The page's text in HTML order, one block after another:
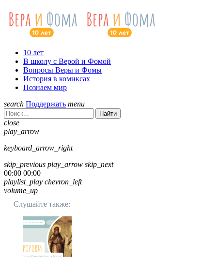
10 лет
В школу с Верой и Фомой
Вопросы Веры и Фомы
История в комиксах
Познаем мир
search Поддержать menu
Найти
close
play_arrow
keyboard_arrow_right
skip_previous play_arrow skip_next
00:00 00:00
playlist_play chevron_left
volume_up
Слушайте также: